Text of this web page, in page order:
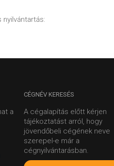
a
CÉGNÉV KERESÉS
A cégalapítás előtt kérjen
tájékoztatást arról, hogy
jövendőbeli cégének neve
szerepel-e már a
cégnyilvántarásban.